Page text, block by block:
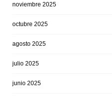
noviembre 2025
octubre 2025
agosto 2025
julio 2025
junio 2025